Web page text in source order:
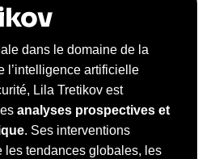
dans le domaine de la
l’intelligence artificielle
Lila Tretikov est
analyses prospectives et
. Ses interventions
les tendances globales, les